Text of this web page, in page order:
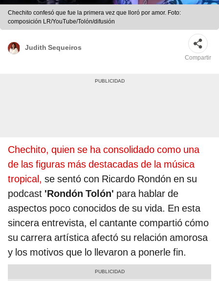
Chechito confesó que fue la primera vez que lloró por amor. Foto:
composición LR/YouTube/Tolón/difusión
Judith Sequeiros
Compartir
Chechito, quien se ha consolidado como una
de las figuras más destacadas de la música
tropical, se sentó con Ricardo Rondón en su
podcast 'Rondón Tolón' para hablar de
aspectos poco conocidos de su vida. En esta
sincera entrevista, el cantante compartió cómo
su carrera artística afectó su relación amorosa
y los motivos que lo llevaron a ponerle fin.